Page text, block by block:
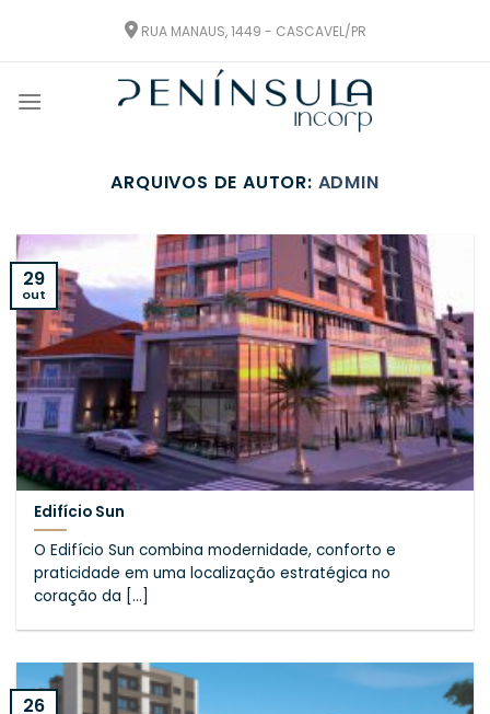
o
conteúdo
RUA MANAUS, 1449 - CASCAVEL/PR
ARQUIVOS DE AUTOR: ADMIN
Edifício Sun
O Edifício Sun combina modernidade, conforto e
praticidade em uma localização estratégica no
coração da [...]
29
out
26